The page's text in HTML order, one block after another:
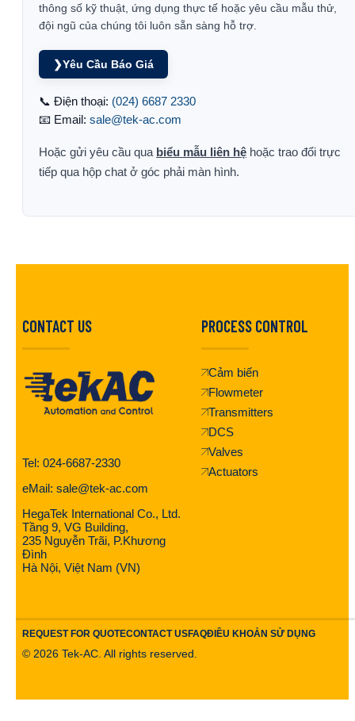
thông số kỹ thuật, ứng dụng thực tế hoặc yêu cầu mẫu thử,
đội ngũ của chúng tôi luôn sẵn sàng hỗ trợ.
❯Yêu Cầu Báo Giá
📞 Điện thoại: (024) 6687 2330
📧 Email: sale@tek-ac.com
Hoặc gửi yêu cầu qua biểu mẫu liên hệ hoặc trao đổi trực
tiếp qua hộp chat ở góc phải màn hình.
CONTACT US
Tel: 024-6687-2330
eMail: sale@tek-ac.com
HegaTek International Co., Ltd.
Tầng 9, VG Building,
235 Nguyễn Trãi, P.Khương
Đình
Hà Nội, Việt Nam (VN)
PROCESS CONTROL
Cảm biến
Flowmeter
Transmitters
DCS
Valves
Actuators
REQUEST FOR QUOTECONTACT USFAQĐIỀU KHOẢN SỬ DỤNG
© 2026 Tek-AC. All rights reserved.